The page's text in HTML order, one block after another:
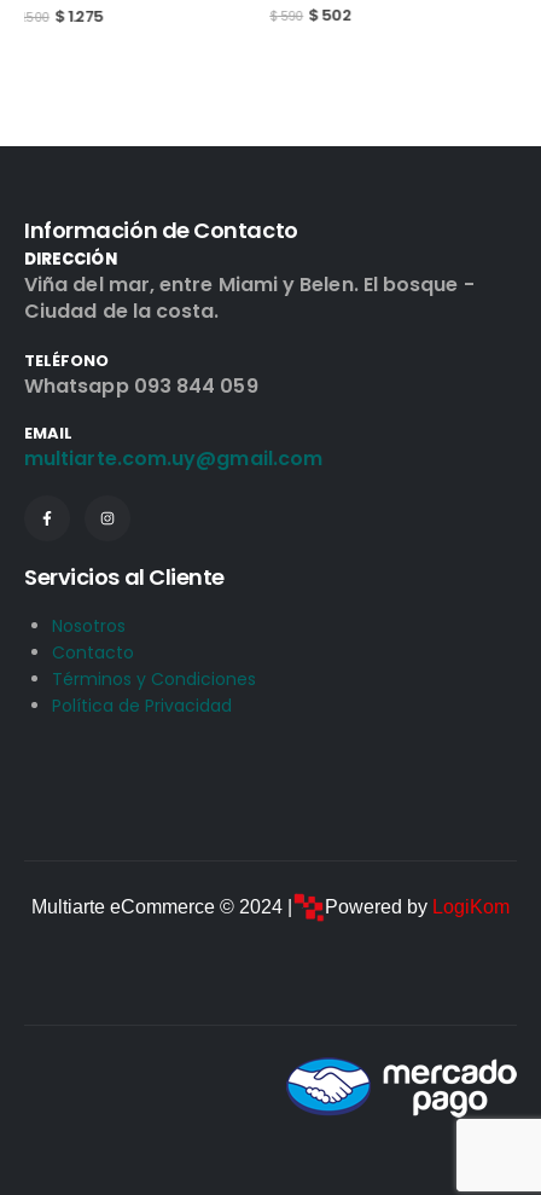
$590 $502
$260 $221
Información de Contacto
DIRECCIÓN
Viña del mar, entre Miami y Belen. El bosque -
Ciudad de la costa.
TELÉFONO
Whatsapp 093 844 059
EMAIL
multiarte.com.uy@gmail.com
Servicios al Cliente
Nosotros
Contacto
Términos y Condiciones
Política de Privacidad
Multiarte eCommerce © 2024 | Powered by LogiKom